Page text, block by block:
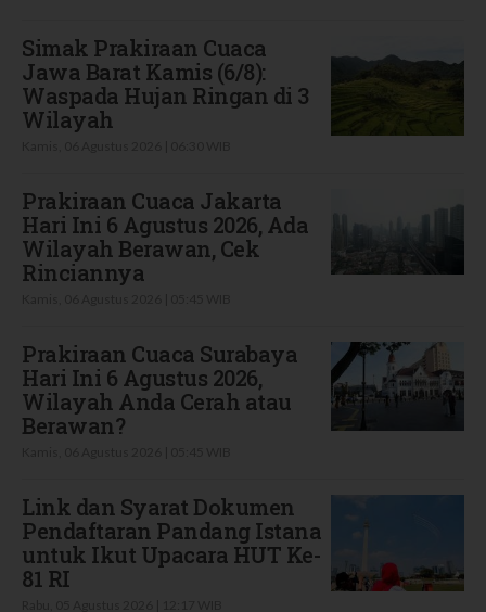
Simak Prakiraan Cuaca
Jawa Barat Kamis (6/8):
Waspada Hujan Ringan di 3
Wilayah
Prakiraan Cuaca Jakarta
Hari Ini 6 Agustus 2026, Ada
Wilayah Berawan, Cek
Rinciannya
Prakiraan Cuaca Surabaya
Hari Ini 6 Agustus 2026,
Wilayah Anda Cerah atau
Berawan?
Link dan Syarat Dokumen
Pendaftaran Pandang Istana
untuk Ikut Upacara HUT Ke-
81 RI